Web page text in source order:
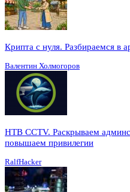
Крипта с нуля. Разбираемся в
Валентин Холмогоров
HTB CCTV. Раскрываем
повышаем привилегии
RalfHacker